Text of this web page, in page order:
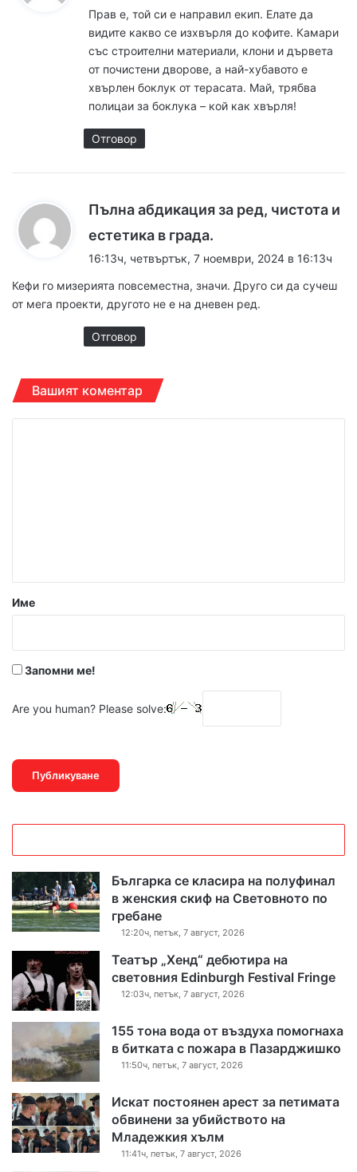
а
:
Прав е, той си е направил екип. Елате да
видите какво се изхвърля до кофите. Камари
със строителни материали, клони и дървета
от почистени дворове, а най-хубавото е
хвърлен боклук от терасата. Май, трябва
полицаи за боклука – кой как хвърля!
Отговор
Пълна абдикация за ред, чистота и
естетика в града.
а
:
16:13ч, четвъртък, 7 ноември, 2024 в 16:13ч
Кефи го мизерията повсеместна, значи. Друго си да сучеш
от мега проекти, другото не е на дневен ред.
Отговор
Вашият коментар
р
Име
Запомни ме!
Are you human? Please solve:
Българка се класира на полуфинал
в женския скиф на Световното по
гребане
12:20ч, петък, 7 август, 2026
Театър „Хенд“ дебютира на
световния Edinburgh Festival Fringe
12:03ч, петък, 7 август, 2026
155 тона вода от въздуха помогнаха
в битката с пожара в Пазарджишко
11:50ч, петък, 7 август, 2026
Искат постоянен арест за петимата
обвинени за убийството на
Младежкия хълм
11:41ч, петък, 7 август, 2026